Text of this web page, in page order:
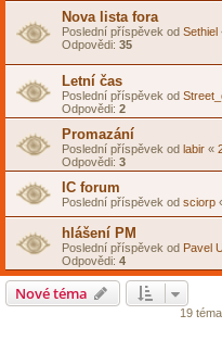
Nova lista fora
Poslední příspěvek od Sethiel
Odpovědi: 35
Letní čas
Poslední příspěvek od
Odpovědi: 2
Promazání
Poslední příspěvek od labir «
Odpovědi: 3
IC forum
Poslední příspěvek od sciorp
hlášení PM
Poslední příspěvek od Pavel
Odpovědi: 4
Nové téma
19